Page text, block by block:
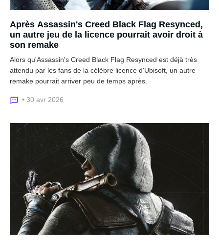
Après Assassin's Creed Black Flag Resynced,
un autre jeu de la licence pourrait avoir droit à
son remake
Alors qu'Assassin's Creed Black Flag Resynced est déjà très
attendu par les fans de la célèbre licence d'Ubisoft, un autre
remake pourrait arriver peu de temps après.
• 30 avr 2026